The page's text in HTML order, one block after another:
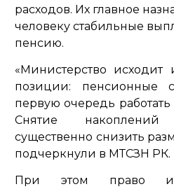
расходов. Их главное
человеку стабильные
пенсию.
«Министерство
позиции: пенсионные
первую очередь
Снятие
существенно снизить
подчеркнули в МТСЗН РК.
При этом право